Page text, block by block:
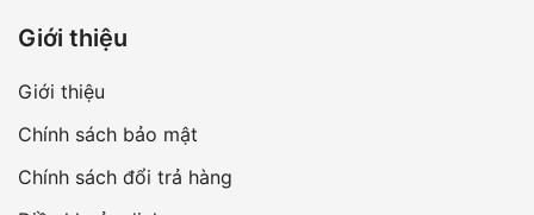
Giới thiệu
Giới thiệu
Chính sách bảo mật
Chính sách đổi trả hàng